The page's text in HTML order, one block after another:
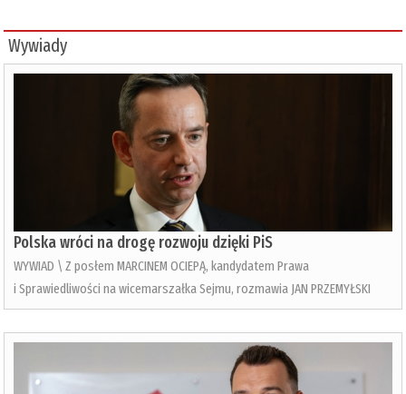
Wywiady
Polska wróci na drogę rozwoju dzięki PiS
WYWIAD \ Z posłem MARCINEM OCIEPĄ, kandydatem Prawa
i Sprawiedliwości na wicemarszałka Sejmu, rozmawia JAN PRZEMYŁSKI